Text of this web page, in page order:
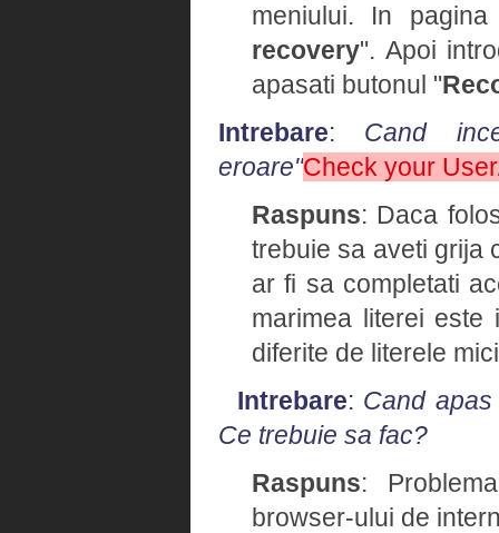
meniului. In
recovery". Apoi
apasati butonul "
Intrebare: Cand
eroare"Check your
Raspuns: Daca
trebuie sa aveti grija
ar fi sa completati
marimea literei este
diferite de literele
Intrebare: Cand
Ce trebuie sa fac?
Raspuns:
browser-ului de